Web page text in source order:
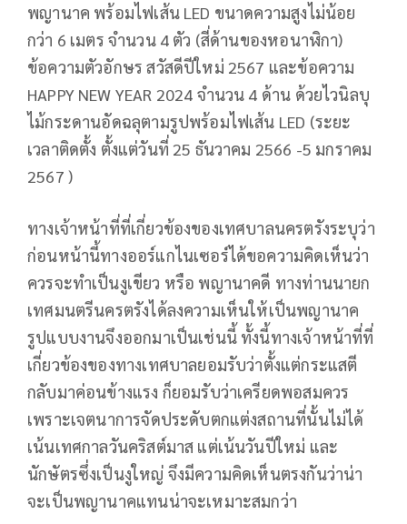
พญานาค พร้อมไฟเส้น LED ขนาดความสูงไม่น้อย
กว่า 6 เมตร จำนวน 4 ตัว (สี่ด้านของหอนาฬิกา)
ข้อความตัวอักษร สวัสดีปีใหม่ 2567 และข้อความ
HAPPY NEW YEAR 2024 จำนวน 4 ด้าน ด้วยไวนิลบุ
ไม้กระดานอัดฉลุตามรูปพร้อมไฟเส้น LED (ระยะ
เวลาติดตั้ง ตั้งแต่วันที่ 25 ธันวาคม 2566 -5 มกราคม
2567 )
ทางเจ้าหน้าที่ที่เกี่ยวข้องของเทศบาลนครตรังระบุว่า
ก่อนหน้านี้ทางออร์แกไนเซอร์ได้ขอความคิดเห็นว่า
ควรจะทำเป็นงูเขียว หรือ พญานาคดี ทางท่านนายก
เทศมนตรีนครตรังได้ลงความเห็นให้เป็นพญานาค
รูปแบบงานจึงออกมาเป็นเช่นนี้ ทั้งนี้ทางเจ้าหน้าที่ที่
เกี่ยวข้องของทางเทศบาลยอมรับว่าตั้งแต่กระแสตี
กลับมาค่อนข้างแรง ก็ยอมรับว่าเครียดพอสมควร
เพราะเจตนาการจัดประดับตกแต่งสถานที่นั้นไม่ได้
เน้นเทศกาลวันคริสต์มาส แต่เน้นวันปีใหม่ และ
นักษัตรซึ่งเป็นงูใหญ่ จึงมีความคิดเห็นตรงกันว่าน่า
จะเป็นพญานาคแทนน่าจะเหมาะสมกว่า